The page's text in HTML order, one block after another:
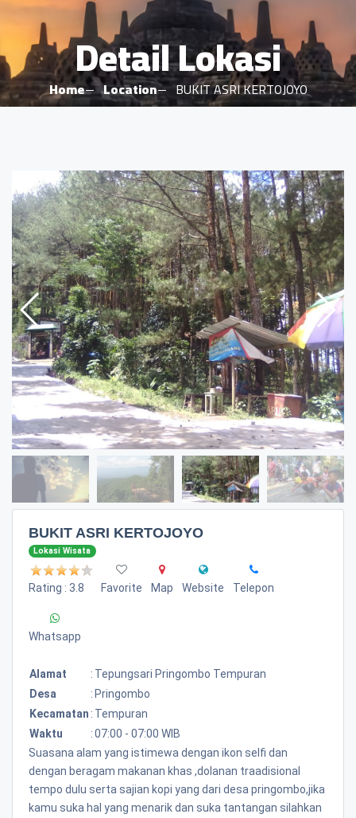
Detail Lokasi
Home Location BUKIT ASRI KERTOJOYO
BUKIT ASRI KERTOJOYO
Lokasi Wisata
Rating : 3.8 Favorite Map Website Telepon
Whatsapp
Alamat : Tepungsari Pringombo Tempuran
Desa
: Pringombo
Kecamatan : Tempuran
Waktu
:07:00 - 07:00 WIB
Suasana alam yang istimewa dengan ikon selfi dan
dengan beragam makanan khas ,dolanan traadisional
tempo dulu serta sajian kopi yang dari desa pringombo,jika
kamu suka hal yang menarik dan suka tantangan silahkan